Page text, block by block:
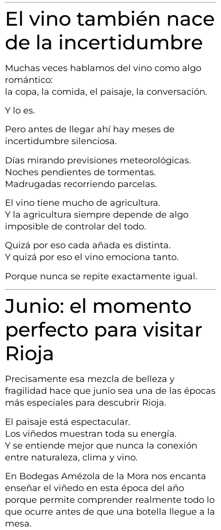
El vino también nace
de la incertidumbre
Muchas veces hablamos del vino como algo
romántico:
la copa, la comida, el paisaje, la conversación.
Y lo es.
Pero antes de llegar ahí hay meses de
incertidumbre silenciosa.
Días mirando previsiones meteorológicas.
Noches pendientes de tormentas.
Madrugadas recorriendo parcelas.
El vino tiene mucho de agricultura.
Y la agricultura siempre depende de algo
imposible de controlar del todo.
Quizá por eso cada añada es distinta.
Y quizá por eso el vino emociona tanto.
Porque nunca se repite exactamente igual.
Junio: el momento
perfecto para visitar
Rioja
Precisamente esa mezcla de belleza y
fragilidad hace que junio sea una de las épocas
más especiales para descubrir Rioja.
El paisaje está espectacular.
Los viñedos muestran toda su energía.
Y se entiende mejor que nunca la conexión
entre naturaleza, clima y vino.
En Bodegas Amézola de la Mora nos encanta
enseñar el viñedo en esta época del año
porque permite comprender realmente todo lo
que ocurre antes de que una botella llegue a la
mesa.